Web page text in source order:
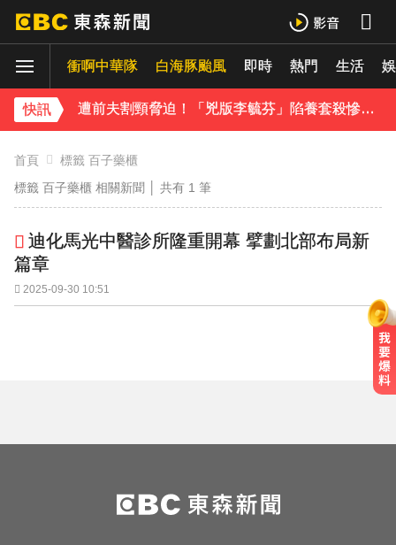
衝啊中華隊 白海豚颱風 即時 熱門 生活
快訊
48歲男星直播突亮刀自殘！「全裸滿身血」警急破門 家屬發聲曝現況
遭前夫割頸脅迫！「兇版李毓芬」陷養套殺慘賠2000萬 2度遇感情詐騙
下載東森App，隨時掌握天下大小事！
首頁
標籤 百子藥櫃
標籤 百子藥櫃 相關新聞 │ 共有 1 筆
迪化馬光中醫診所隆重開幕 擘劃北部布局新
篇章
2025-09-30 10:51